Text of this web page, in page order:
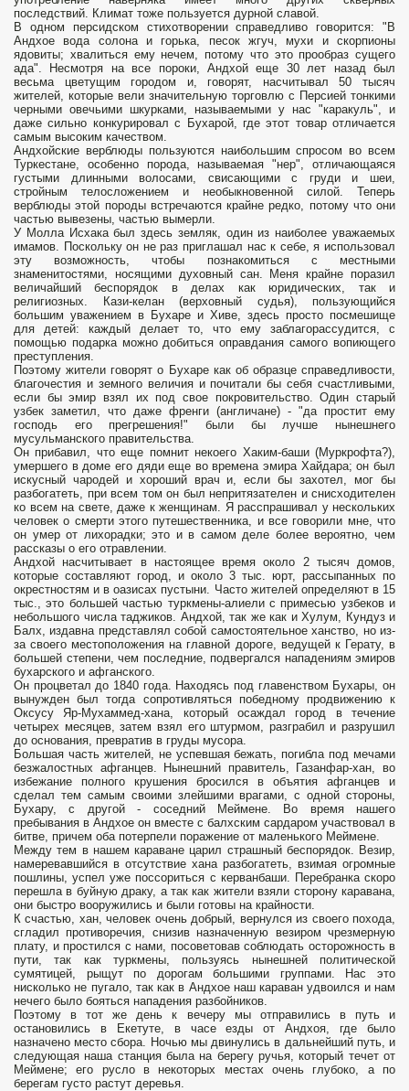
последствий. Климат тоже пользуется дурной славой.
В одном персидском стихотворении справедливо говорится: "В
Андхое вода солона и горька, песок жгуч, мухи и скорпионы
ядовиты; хвалиться ему нечем, потому что это прообраз сущего
ада". Несмотря на все пороки, Андхой еще 30 лет назад был
весьма цветущим городом и, говорят, насчитывал 50 тысяч
жителей, которые вели значительную торговлю с Персией тонкими
черными овечьими шкурками, называемыми у нас "каракуль", и
даже сильно конкурировал с Бухарой, где этот товар отличается
самым высоким качеством.
Андхойские верблюды пользуются наибольшим спросом во всем
Туркестане, особенно порода, называемая "нер", отличающаяся
густыми длинными волосами, свисающими с груди и шеи,
стройным телосложением и необыкновенной силой. Теперь
верблюды этой породы встречаются крайне редко, потому что они
частью вывезены, частью вымерли.
У Молла Исхака был здесь земляк, один из наиболее ува­жаемых
имамов. Поскольку он не раз приглашал нас к себе, я использовал
эту возможность, чтобы познакомиться с мест­ными
знаменитостями, носящими духовный сан. Меня крайне поразил
величайший беспорядок в делах как юридических, так и
религиозных. Кази-келан (верховный судья), пользующийся
большим уважением в Бухаре и Хиве, здесь просто посмешище
для детей: каждый делает то, что ему заблагорассудится, с
помощью подарка можно добиться оправдания самого вопию­щего
преступления.
Поэтому жители говорят о Бухаре как об образце справедливости,
благочестия и земного величия и почи­тали бы себя счастливыми,
если бы эмир взял их под свое покровительство. Один старый
узбек заметил, что даже френги (англичане) - "да простит ему
господь его прегрешения!" были бы лучше нынешнего
мусульманского правительства.
Он прибавил, что еще помнит некоего Хаким-баши (Муркрофта?),
умершего в доме его дяди еще во времена эмира Хайдара; он был
искусный чародей и хороший врач и, если бы захотел, мог бы
разбогатеть, при всем том он был непритязателен и снисходителен
ко всем на свете, даже к женщинам. Я расспрашивал у нескольких
человек о смерти этого путешественника, и все говорили мне, что
он умер от лихорадки; это и в самом деле более вероятно, чем
рассказы о его отравлении.
Андхой насчитывает в настоящее время около 2 тысяч домов,
которые составляют город, и около 3 тыс. юрт, рассыпанных по
окрестностям и в оазисах пустыни. Часто жителей определяют в 15
тыс., это большей частью туркмены-алиели с примесью узбеков и
небольшого числа таджиков. Андхой, так же как и Хулум, Кундуз и
Балх, издавна представлял собой самостоя­тельное ханство, но из-
за своего местоположения на главной дороге, ведущей к Герату, в
большей степени, чем последние, подвергался нападениям эмиров
бухарского и афганского.
Он процветал до 1840 года. Находясь под главенством Бухары, он
вынужден был тогда сопротивляться победному продвижению к
Оксусу Яр-Мухаммед-хана, который осаждал город в течение
четырех месяцев, затем взял его штурмом, разграбил и разрушил
до основания, превратив в груды мусора.
Большая часть жителей, не успевшая бежать, погибла под мечами
безжалостных афганцев. Нынешний правитель, Газанфар-хан, во
избежание полного крушения бросился в объятия афганцев и
сделал тем самым своими злейшими врагами, с одной стороны,
Бухару, с другой - соседний Меймене. Во время нашего
пребывания в Андхое он вместе с балхским сардаром участвовал в
битве, причем оба потерпели поражение от маленького Меймене.
Между тем в нашем караване царил страшный беспорядок. Везир,
намеревавшийся в отсутствие хана разбогатеть, взимая огромные
пошлины, успел уже поссориться с керванбаши. Пере­бранка скоро
перешла в буйную драку, а так как жители взяли сторону каравана,
они быстро вооружились и были готовы на крайности.
К счастью, хан, человек очень добрый, вернулся из своего похода,
сгладил противоречия, снизив назначенную везиром чрезмерную
плату, и простился с нами, посоветовав соблюдать осторожность в
пути, так как туркмены, пользуясь нынешней политической
сумятицей, рыщут по дорогам большими группами. Нас это
нисколько не пугало, так как в Андхое наш караван удвоился и нам
нечего было бояться нападения разбой­ников.
Поэтому в тот же день к вечеру мы отправились в путь и
остановились в Екетуте, в часе езды от Андхоя, где было
назначено место сбора. Ночью мы двинулись в дальнейший путь, и
следующая наша станция была на берегу ручья, который течет от
Меймене; его русло в некоторых местах очень глубоко, а по
берегам густо растут деревья.